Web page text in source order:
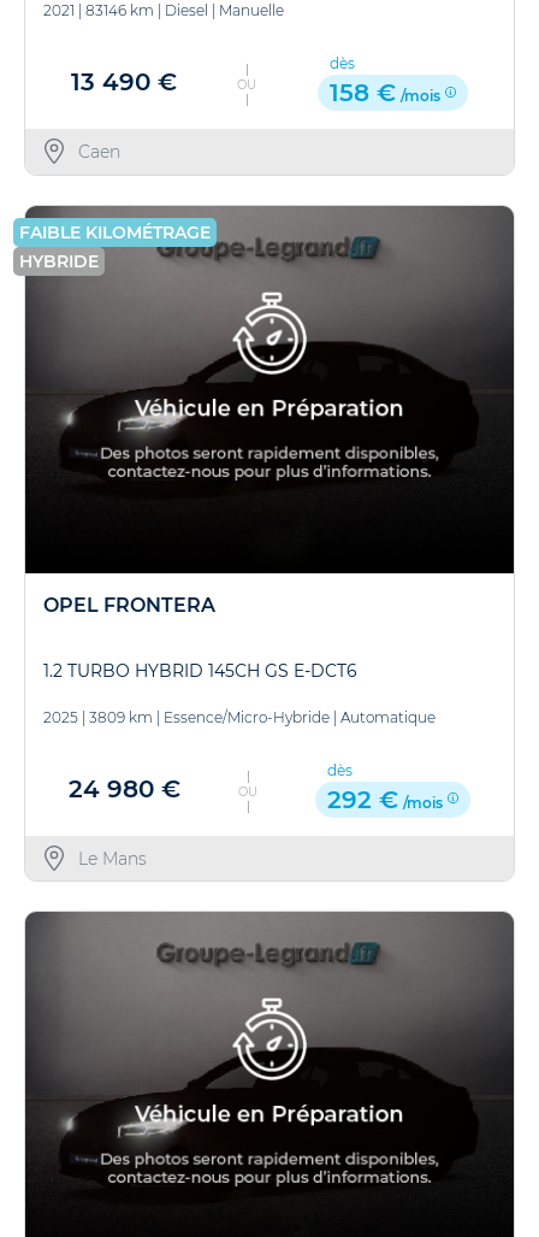
2021 83146 km Diesel Manuelle
13 490 € OU
dès
158 € /mois
Caen
FAIBLE KILOMÉTRAGE
HYBRIDE
OPEL FRONTERA
1.2 TURBO HYBRID 145CH GS E-DCT6
2025 | 3809 km | Essence/Micro-Hybride | Automatique
24 980 € OU
dès
292 € /mois
Le Mans